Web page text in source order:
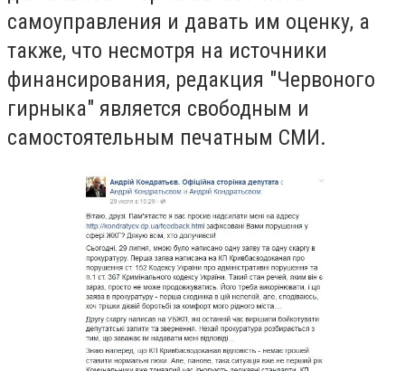
самоуправления и давать им оценку, а
также, что несмотря на источники
финансирования, редакция "Червоного
гирныка" является свободным и
самостоятельным печатным СМИ.